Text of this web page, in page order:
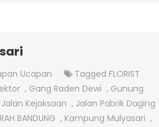
Ucapan Tagged FLORIST
, Gang Raden Dewi , Gunung
Jalan Kejaksaan , Jalan Pabrik Daging
BANDUNG , Kampung Mulyasari ,